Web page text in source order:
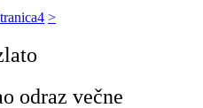
4 >
odraz večne